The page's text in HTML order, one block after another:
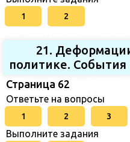
1 2
21.
политике. События
Страница 62
Ответьте на вопросы
1 2 3
Выполните задания